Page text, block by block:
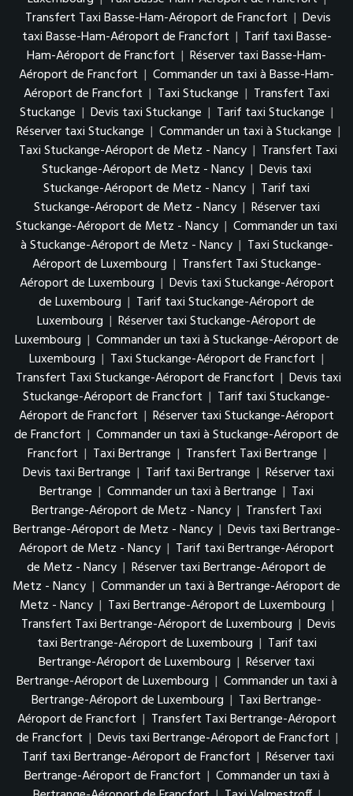
Transfert Taxi Basse-Ham-Aéroport de Francfort | Devis
taxi Basse-Ham-Aéroport de Francfort | Tarif taxi Basse-
Ham-Aéroport de Francfort | Réserver taxi Basse-Ham-
Aéroport de Francfort | Commander un taxi à Basse-Ham-
Aéroport de Francfort | Taxi Stuckange | Transfert Taxi
Stuckange | Devis taxi Stuckange | Tarif taxi Stuckange |
Réserver taxi Stuckange | Commander un taxi à Stuckange |
Taxi Stuckange-Aéroport de Metz - Nancy | Transfert Taxi
Stuckange-Aéroport de Metz - Nancy | Devis taxi
Stuckange-Aéroport de Metz - Nancy | Tarif taxi
Stuckange-Aéroport de Metz - Nancy | Réserver taxi
Stuckange-Aéroport de Metz - Nancy | Commander un taxi
à Stuckange-Aéroport de Metz - Nancy | Taxi Stuckange-
Aéroport de Luxembourg | Transfert Taxi Stuckange-
Aéroport de Luxembourg | Devis taxi Stuckange-Aéroport
de Luxembourg | Tarif taxi Stuckange-Aéroport de
Luxembourg | Réserver taxi Stuckange-Aéroport de
Luxembourg | Commander un taxi à Stuckange-Aéroport de
Luxembourg | Taxi Stuckange-Aéroport de Francfort |
Transfert Taxi Stuckange-Aéroport de Francfort | Devis taxi
Stuckange-Aéroport de Francfort | Tarif taxi Stuckange-
Aéroport de Francfort | Réserver taxi Stuckange-Aéroport
de Francfort | Commander un taxi à Stuckange-Aéroport de
Francfort | Taxi Bertrange | Transfert Taxi Bertrange |
Devis taxi Bertrange | Tarif taxi Bertrange | Réserver taxi
Bertrange | Commander un taxi à Bertrange | Taxi
Bertrange-Aéroport de Metz - Nancy | Transfert Taxi
Bertrange-Aéroport de Metz - Nancy | Devis taxi Bertrange-
Aéroport de Metz - Nancy | Tarif taxi Bertrange-Aéroport
de Metz - Nancy | Réserver taxi Bertrange-Aéroport de
Metz - Nancy | Commander un taxi à Bertrange-Aéroport de
Metz - Nancy | Taxi Bertrange-Aéroport de Luxembourg |
Transfert Taxi Bertrange-Aéroport de Luxembourg | Devis
taxi Bertrange-Aéroport de Luxembourg | Tarif taxi
Bertrange-Aéroport de Luxembourg | Réserver taxi
Bertrange-Aéroport de Luxembourg | Commander un taxi à
Bertrange-Aéroport de Luxembourg | Taxi Bertrange-
Aéroport de Francfort | Transfert Taxi Bertrange-Aéroport
de Francfort | Devis taxi Bertrange-Aéroport de Francfort |
Tarif taxi Bertrange-Aéroport de Francfort | Réserver taxi
Bertrange-Aéroport de Francfort | Commander un taxi à